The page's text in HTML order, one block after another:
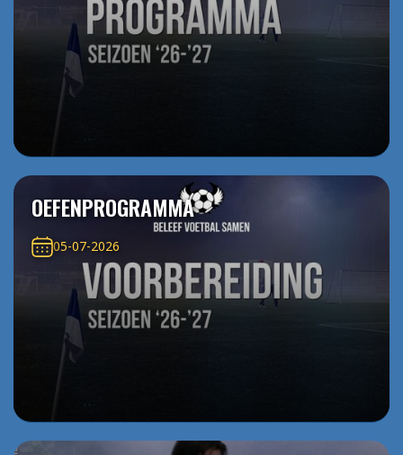
OEFENPROGRAMMA
05-07-2026